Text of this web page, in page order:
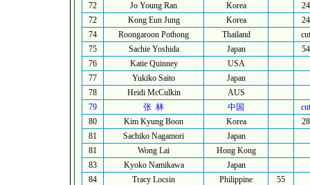
72
Jo Young Ran Korea
24
72
Kong Eun Jung Korea
24
74
Roongaroon Pothong Thailand
cut
75
Sachie Yoshida Japan
54
76
Katie Quinney
USA
77
Yukiko Saito
Japan
78
Heidi McCulkin
AUS
79
张 林 中国
cut
80
Kim Kyung Boon Korea
28
81
Sachiko Nagamori
Japan
81
Wong Lai
Hong Kong
83
Kyoko Namikawa
Japan
84
Tracy Locsin Philippine
55